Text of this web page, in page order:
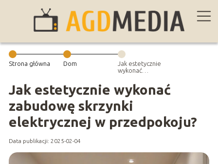
Strona główna Dom
Jak estetycznie
wykonać
skrzynki
elektrycznej w
przedpokoju?
Jak estetycznie wykonać
zabudowę skrzynki
elektrycznej w przedpokoju?
Data publikacji: 2025-02-04